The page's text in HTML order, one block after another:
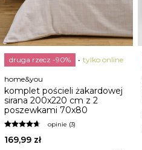
druga rzecz -90% tylko online
home&you
komplet pościeli żakardowej
sirana 200x220 cm z 2
poszewkami 70x80
opinie (3)
169,99 zł